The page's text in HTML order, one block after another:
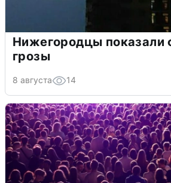
Нижегородцы показали
грозы
8 августа 14